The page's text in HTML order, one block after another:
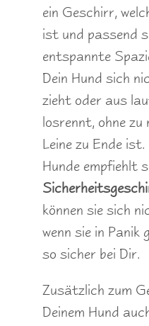
ein Geschirr,
ist und passend
entspannte
Dein Hund sich
zieht oder aus
losrennt, ohne zu
Leine zu Ende
Hunde empfiehlt
können sie sich
wenn sie in Panik
so sicher bei Dir.
Zusätzlich zum
Deinem Hund